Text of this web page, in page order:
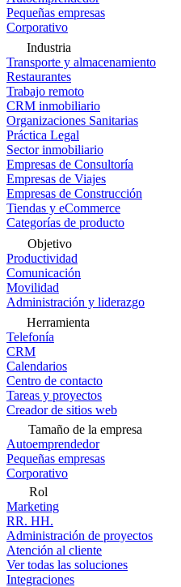
Pequeñas empresas
Corporativo
Industria
Transporte y almacenamiento
Restaurantes
Trabajo remoto
CRM inmobiliario
Organizaciones Sanitarias
Práctica Legal
Sector inmobiliario
Empresas de Consultoría
Empresas de Viajes
Empresas de Construcción
Tiendas y eCommerce
Categorías de producto
Objetivo
Productividad
Comunicación
Movilidad
Administración y liderazgo
Herramienta
Telefonía
CRM
Calendarios
Centro de contacto
Tareas y proyectos
Creador de sitios web
Tamaño de la empresa
Autoemprendedor
Pequeñas empresas
Corporativo
Rol
Marketing
RR. HH.
Administración de proyectos
Atención al cliente
Ver todas las soluciones
Integraciones